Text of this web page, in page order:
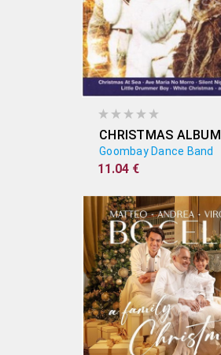
CHRISTMAS ALBUM
Goombay Dance Band
11.04 €